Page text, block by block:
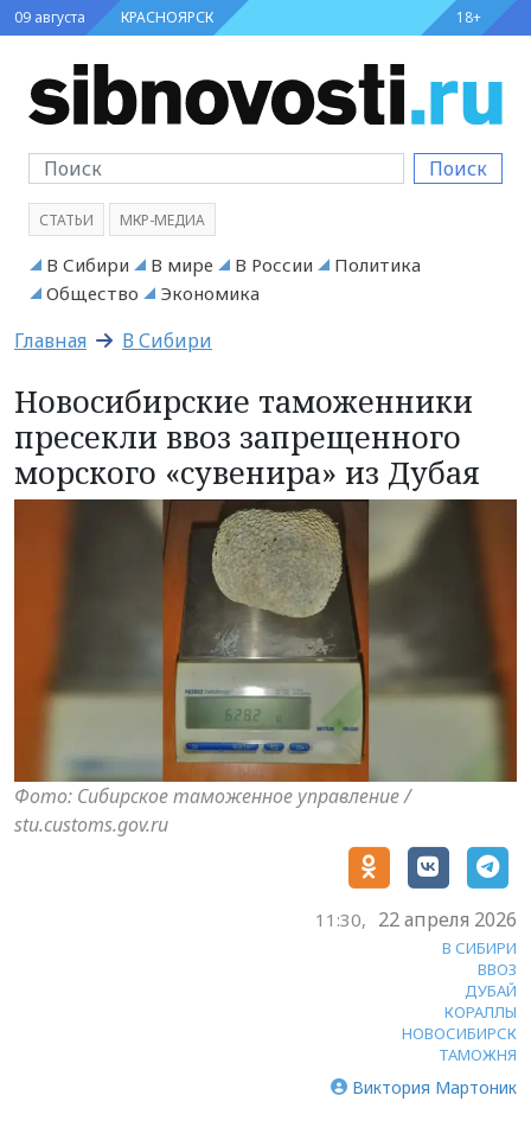
09 августа КРАСНОЯРСК 18+
Поиск
СТАТЬИ МКР-МЕДИА
В Сибири В мире В России
Политика
Общество
Экономика
Главная В Сибири
Новосибирские таможенники
пресекли ввоз запрещенного
морского «сувенира» из Дубая
Фото: Сибирское таможенное управление /
stu.customs.gov.ru
11:30, 22 апреля 2026
В СИБИРИ
ВВОЗ
ДУБАЙ
КОРАЛЛЫ
НОВОСИБИРСК
ТАМОЖНЯ
Виктория Мартоник